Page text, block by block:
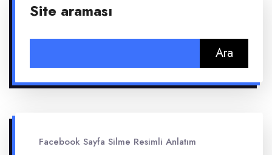
Site araması
Facebook Sayfa Silme Resimli Anlatım